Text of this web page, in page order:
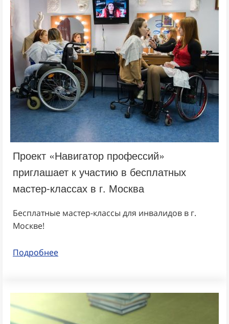
Проект «Навигатор профессий»
приглашает к участию в бесплатных
мастер-классах в г. Москва
Бесплатные мастер-классы для инвалидов в г.
Москве!
Подробнее